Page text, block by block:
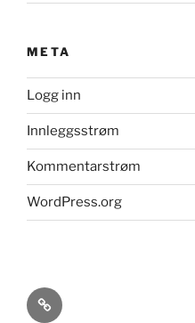
META
Logg inn
Innleggsstrøm
Kommentarstrøm
WordPress.org
Kildeavskrifter